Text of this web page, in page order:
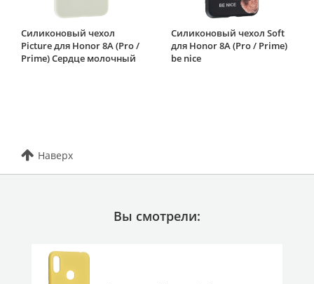
Силиконовый чехол
Picture для Honor 8A (Pro /
Prime) Сердце молочный
Силиконовый чехол Soft
для Honor 8A (Pro / Prime)
be nice
Наверх
Вы смотрели: